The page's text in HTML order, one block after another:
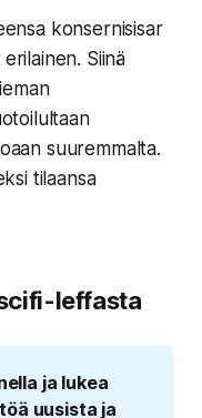
konsernisisar
Siinä
suuremmalta.
tilaansa
leffasta
ja lukea
uusista ja